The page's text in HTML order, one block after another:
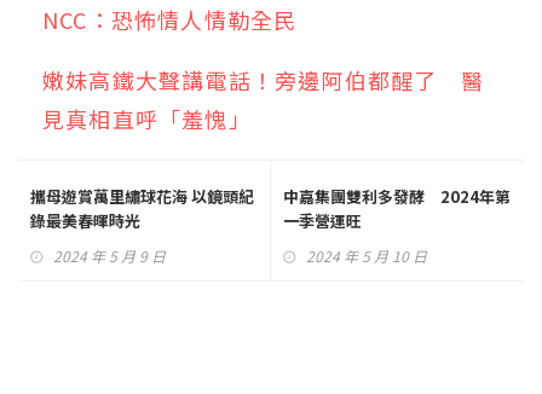
NCC：恐怖情人情勒全民
嫩妹高鐵大聲講電話！旁邊阿伯都醒了 醫
見真相直呼「羞愧」
攜母遊賞萬里繡球花海 以鏡頭紀
錄最美春暉時光
2024 年 5 月 9 日
中嘉集團雙利多發酵 2024年第
一季營運旺
2024 年 5 月 10 日